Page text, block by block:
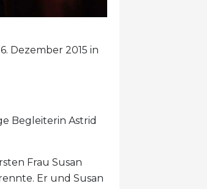
Dezember 2015 in
Begleiterin Astrid
Frau Susan
Er und Susan